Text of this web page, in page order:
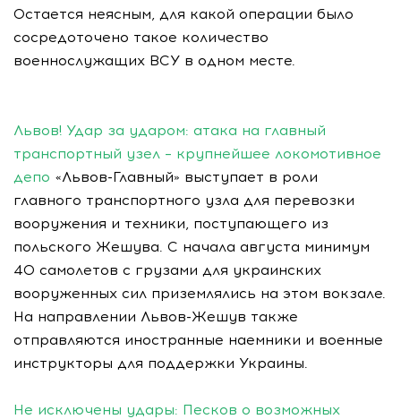
Остается неясным, для какой операции было
сосредоточено такое количество
военнослужащих ВСУ в одном месте.
Львов! Удар за ударом: атака на главный
транспортный узел – крупнейшее локомотивное
депо «Львов-Главный» выступает в роли
главного транспортного узла для перевозки
вооружения и техники, поступающего из
польского Жешува. С начала августа минимум
40 самолетов с грузами для украинских
вооруженных сил приземлялись на этом вокзале.
На направлении Львов-Жешув также
отправляются иностранные наемники и военные
инструкторы для поддержки Украины.
Не исключены удары: Песков о возможных